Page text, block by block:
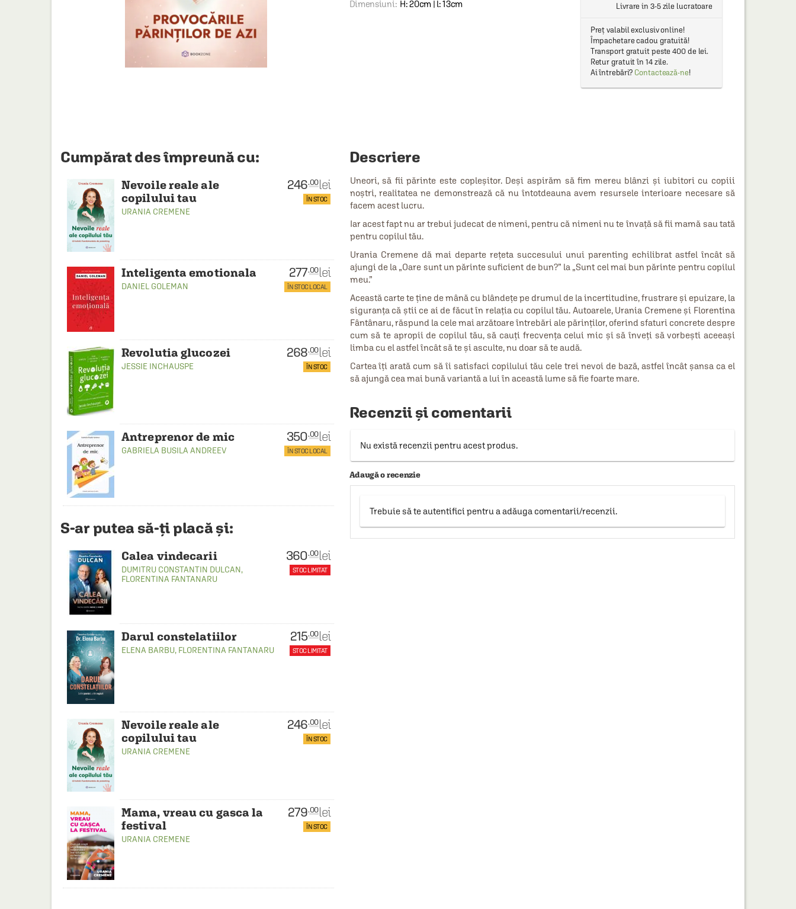
BOARD GAMES
PLAYGROUND
PROMOȚII ȘI SELECȚII
Dimensiuni: H: 20cm | l: 13cm Livrare in 3-5 zile lucratoare
Preț valabil exclusiv online!
Împachetare cadou gratuită!
Transport gratuit peste 400 de lei.
Retur gratuit în 14 zile.
Ai întrebări? Contactează-ne!
Cumpărat des împreună cu:
Nevoile reale ale
copilului tau
URANIA CREMENE
246.00lei
ÎN STOC
Inteligenta emotionala
DANIEL GOLEMAN
277.00lei
ÎN STOC LOCAL
Revolutia glucozei
JESSIE INCHAUSPE
268.00lei
ÎN STOC
Antreprenor de mic
GABRIELA BUSILA ANDREEV
350.00lei
ÎN STOC LOCAL
S-ar putea să-ți placă și:
Calea vindecarii
DUMITRU CONSTANTIN DULCAN,
FLORENTINA FANTANARU
360.00lei
STOC LIMITAT
Darul constelatiilor
ELENA BARBU, FLORENTINA FANTANARU
215.00lei
STOC LIMITAT
Nevoile reale ale
copilului tau
URANIA CREMENE
246.00lei
ÎN STOC
Mama, vreau cu gasca la
festival
URANIA CREMENE
279.00lei
ÎN STOC
Descriere
Uneori, să fii părinte este copleșitor. Deși aspirăm să fim mereu blânzi și iubitori cu copiii
noștri, realitatea ne demonstrează că nu întotdeauna avem resursele interioare necesare să
facem acest lucru.
Iar acest fapt nu ar trebui judecat de nimeni, pentru că nimeni nu te învață să fii mamă sau tată
pentru copilul tău.
Urania Cremene dă mai departe rețeta succesului unui parenting echilibrat astfel încât să
ajungi de la „Oare sunt un părinte suficient de bun?” la „Sunt cel mai bun părinte pentru copilul
meu.”
Această carte te ține de mână cu blândețe pe drumul de la incertitudine, frustrare și epuizare, la
siguranța că știi ce ai de făcut în relația cu copilul tău. Autoarele, Urania Cremene și Florentina
Fântânaru, răspund la cele mai arzătoare întrebări ale părinților, oferind sfaturi concrete despre
cum să te apropii de copilul tău, să cauți frecvența celui mic și să înveți să vorbești aceeași
limba cu el astfel încât să te și asculte, nu doar să te audă.
Cartea îți arată cum să îi satisfaci copilului tău cele trei nevoi de bază, astfel încât șansa ca el
să ajungă cea mai bună variantă a lui în această lume să fie foarte mare.
Recenzii și comentarii
Nu există recenzii pentru acest produs.
Adaugă o recenzie
Trebuie să te autentifici pentru a adăuga comentarii/recenzii.